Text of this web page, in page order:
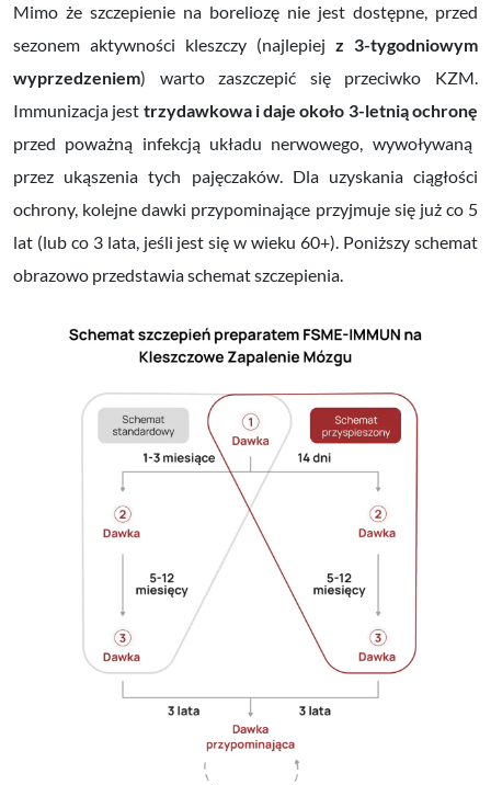
Mimo że szczepienie na boreliozę nie jest dostępne, przed
sezonem aktywności kleszczy (najlepiej z 3-tygodniowym
wyprzedzeniem) warto zaszczepić się przeciwko KZM.
Immunizacja jest trzydawkowa i dajeokoło 3-letnią ochronę
przed poważną infekcją układu nerwowego, wywoływaną
przez ukąszenia tych pajęczaków. Dla uzyskania ciągłości
ochrony, kolejne dawki przypominające przyjmuje się już co 5
lat (lub co 3 lata, jeśli jest się w wieku 60+). Poniższy schemat
obrazowo przedstawia schemat szczepienia.